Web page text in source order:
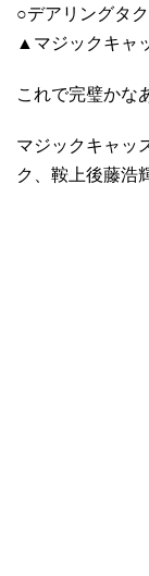
○デアリングタク
▲マジックキャ
これで完璧かな
マジックキャッ
ク、鞍上後藤浩